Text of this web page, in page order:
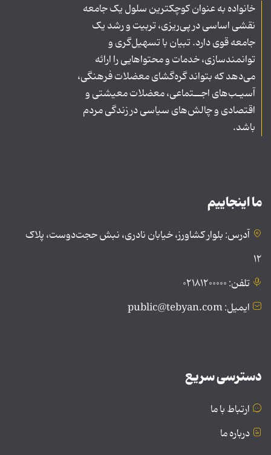
خانواده به عنوان کوچکترین سلول یک جامعه
نقشی اساسی در پی‌ریزی، تربیت و رشد یک
جامعه قوی دارد. تبیان با تسهیل‌گری و
توانمندسازی، خدمات و محتواهایی را ارائه
می‌دهد که بتواند گره‌گشای معضلات فرهنگی،
آسیـب‌های اجــتماعی، معضلات معیشتی و
اقتصادی و چالش‌های سیاسی در زندگی مردم
باشد.
ما اینجاییم
آدرس: بلوار کشاورز، خیابان نادری، نبش حجت‌دوست، پلاک
۱۲
تلفن: ۰۲۱۸۱۲۰۰۰۰۰
ایمیل: public@tebyan.com
دسترسی سریع
ارتباط با ما
درباره ما